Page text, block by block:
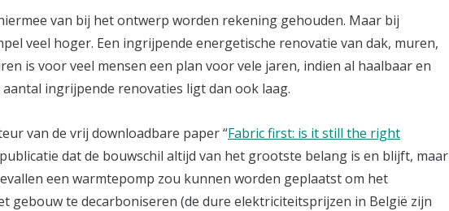
van bij het ontwerp worden rekening gehouden. Maar bij
veel hoger. Een ingrijpende energetische renovatie van dak, muren,
is voor veel mensen een plan voor vele jaren, indien al haalbaar en
ingrijpende renovaties ligt dan ook laag.
van de vrij downloadbare paper “Fabric first: is it still the right
dat de bouwschil altijd van het grootste belang is en blijft, maar
een warmtepomp zou kunnen worden geplaatst om het
gebouw te decarboniseren (de dure elektriciteitsprijzen in België zijn